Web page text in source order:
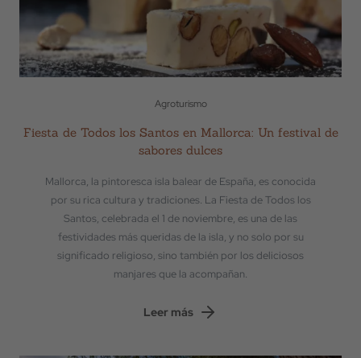
Agroturismo
Fiesta de Todos los Santos en Mallorca: Un festival de
sabores dulces
Mallorca, la pintoresca isla balear de España, es conocida
por su rica cultura y tradiciones. La Fiesta de Todos los
Santos, celebrada el 1 de noviembre, es una de las
festividades más queridas de la isla, y no solo por su
significado religioso, sino también por los deliciosos
manjares que la acompañan.
Leer más